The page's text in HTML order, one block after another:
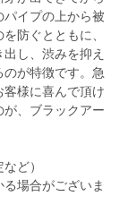
イプの上から被
防ぐとともに、
し、渋みを抑え
が特徴です。急
様に喜んで頂け
、ブラックアー
ど）
場合がございま